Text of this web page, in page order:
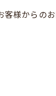
様からの